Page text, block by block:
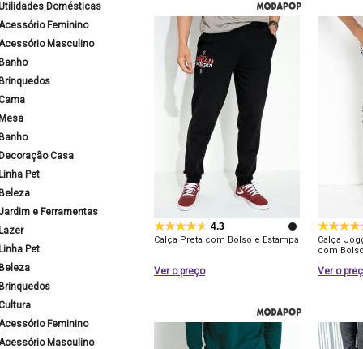
Domésticas
Feminino
Masculino
Casa
Pet
e Ferramentas
Pet
Feminino
Masculino
4.3
Calça Preta com Bolso e Estampa
Ver o preço
Calça
com
Ver o